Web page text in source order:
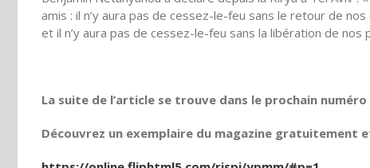
amis : il n’y aura pas de cessez-le-feu sans le retour de
et il n’y aura pas de cessez-le-feu sans la libération de nos
La suite de l’article se trouve dans le prochain numéro
Découvrez un exemplaire du magazine gratuitement